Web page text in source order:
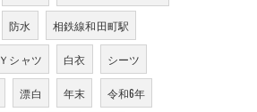
防水 相鉄線和田町駅
Ｙシャツ 白衣 シーツ
漂白 年末 令和6年